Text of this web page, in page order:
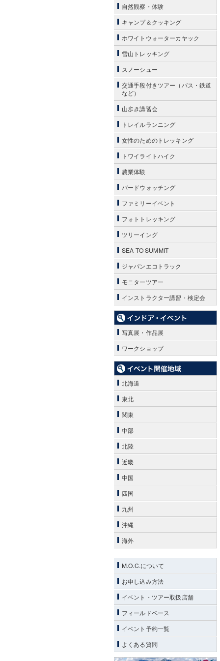
自然観察・体験
キャンプ＆クッキング
ホワイトウォーターカヤック
雪山トレッキング
スノーシュー
交通手段付きツアー（バス・鉄道
など）
山歩き講習会
トレイルランニング
女性のためのトレッキング
トワイライトハイク
農業体験
バードウォッチング
ファミリーイベント
フォトトレッキング
ツリーイング
SEA TO SUMMIT
ジャパンエコトラック
モニターツアー
インストラクター講習・検定会
写真展・作品展
ワークショップ
北海道
東北
関東
中部
北陸
近畿
中国
四国
九州
沖縄
海外
M.O.C.について
お申し込み方法
イベント・ツアー取扱店舗
フィールドベース
イベント予約一覧
よくある質問